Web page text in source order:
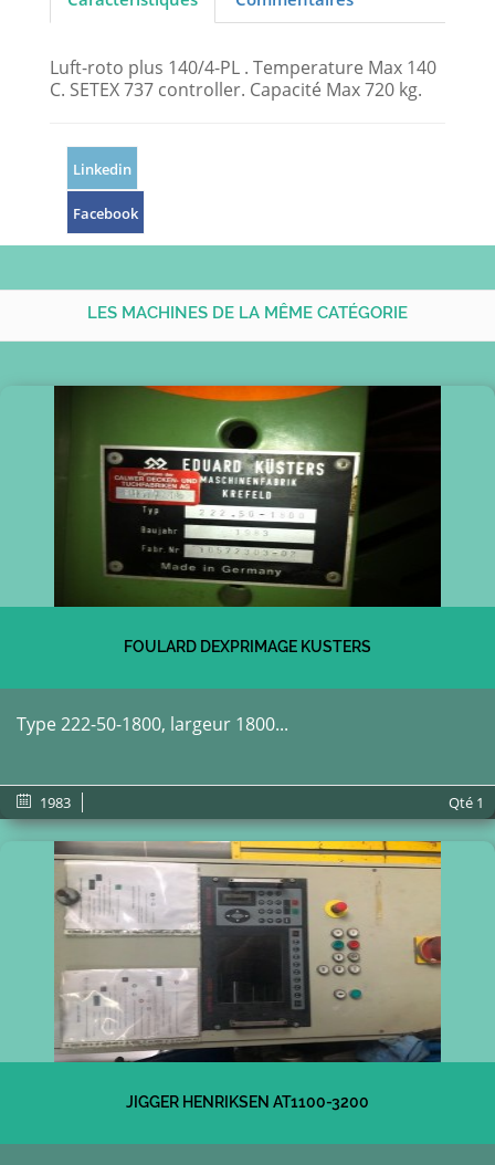
Luft-roto plus 140/4-PL . Temperature Max 140
C. SETEX 737 controller. Capacité Max 720 kg.
Linkedin
Facebook
LES MACHINES DE LA MÊME CATÉGORIE
FOULARD DEXPRIMAGE KUSTERS
Type 222-50-1800, largeur 1800...
1983 Qté 1
JIGGER HENRIKSEN AT1100-3200